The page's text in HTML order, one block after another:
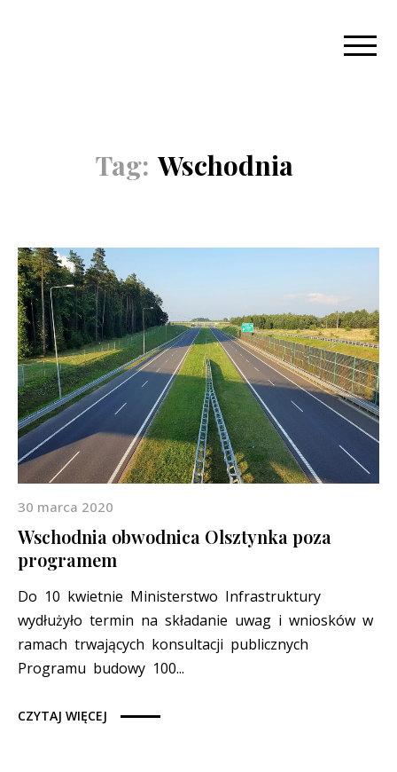
Tag: Wschodnia
30 marca 2020
Wschodnia obwodnica Olsztynka poza
programem
Do 10 kwietnie Ministerstwo Infrastruktury
wydłużyło termin na składanie uwag i wniosków w
ramach trwających konsultacji publicznych
Programu budowy 100...
CZYTAJ WIĘCEJ